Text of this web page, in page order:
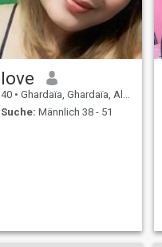
love
40 • Ghardaïa, Ghardaïa, Algerien
Suche: Männlich 38 - 51